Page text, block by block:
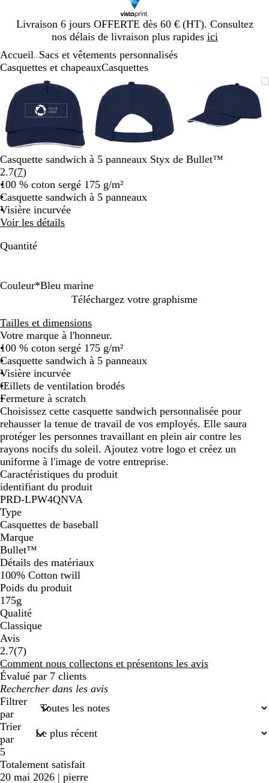
Livraison 6 jours OFFERTE dès 60 € (HT). Consultez
nos délais de livraison plus rapides ici
Diapositive
1
Accueil Sacs et vêtements personnalisés
Casquettes et chapeauxCasquettes
Image
zoomable
Zoom
au
minimum
Cliquez
pour
développer
Utilisez
les
touches
plus
moins
pour
et
les
touches
fléchées
pour
Image
zoomable
Zoom
minimum
Cliquez
développer
Utilisez
plus
et
moins
pour
zoomer
les
zoomable
minimum
plus
et
Diapositive
sur
Casquette sandwich à 5 panneaux Styx de Bullet™
2.7(7Lire
les
7
avis
)
100 % coton sergé 175 g/m²
Casquette sandwich à 5 panneaux
Visière incurvée
Voir les détails
Quantité
Couleur*Bleu marine
e
u
e
u
m
a
r
i
n
e
i
s
t
e
m
p
ê
t
e
u
g
e
s
e
i
r
u
n
i
a
n
g
e
Téléchargez votre graphisme
Tailles et dimensions
Votre marque à l'honneur.
100 % coton sergé 175 g/m²
Casquette sandwich à 5 panneaux
Visière incurvée
Œillets de ventilation brodés
Fermeture à scratch
Choisissez cette casquette sandwich personnalisée pour
rehausser la tenue de travail de vos employés. Elle saura
protéger les personnes travaillant en plein air contre les
rayons nocifs du soleil. Ajoutez votre logo et créez un
uniforme à l'image de votre entreprise.
Caractéristiques du produit
identifiant du produit
PRD-LPW4QNVA
Type
Casquettes de baseball
Marque
Bullet™
Détails des matériaux
100% Cotton twill
Poids du produit
175g
Qualité
Classique
Avis
2.7(77
avis
)
Comment nous collectons et présentons les avis
Évalué par 7 clients
Mes
recherches
saisies
Filtrer
par
Trier
par
5
Totalement satisfait
20 mai 2026 | pierre